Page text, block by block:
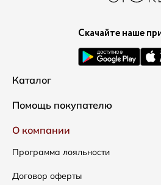
Скачайте наше
Каталог
Новинки
Одежда
Сумки
Аксессуары
Помощь покупателю
Доставка и оплата
Как оформить заказ
Условия возвратов
О компании
Программа лояльности
Договор оферты